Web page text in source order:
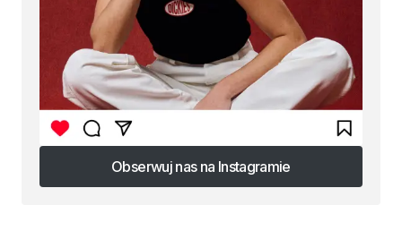
Obserwuj nas na Instagramie
Obserwuj nas na Instagramie